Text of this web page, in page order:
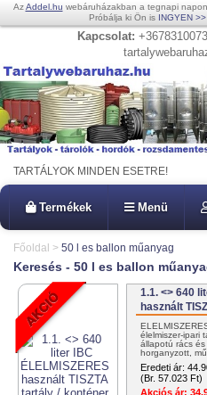
AzAddel.hu webáruházakban a tegnapi napon
Próbálja ki Ön is INGYEN >>
Kapcsolat:
TARTÁLYOK MINDEN ESETRE!
Termékek Menü
Főoldal > 50 l es ballon műanyag
Keresés - 50 l es ballon
1.1. <> 640
használt
élelmiszer-ipari
állapotú rács
horganyzott,
Eredeti ár:
(Br. 57.023 Ft)
Akciós ár: